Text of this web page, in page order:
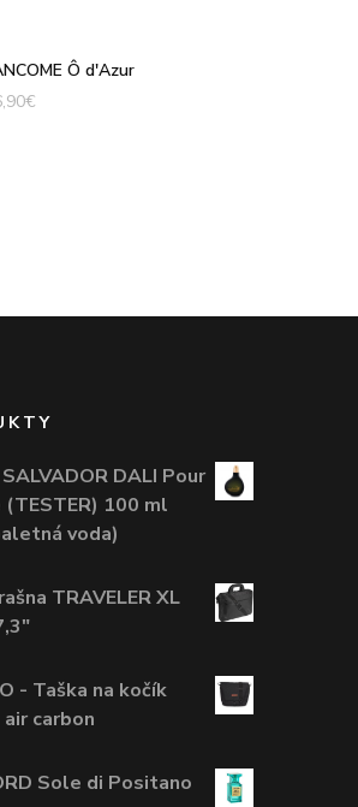
Ô d'Azur
€
DALI Pour
(TESTER) 100 ml
voda)
TRAVELER XL
- Taška na kočík
carbon
Sole di Positano